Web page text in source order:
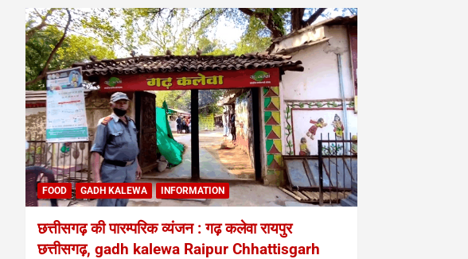
FOOD GADH KALEWA INFORMATION
छत्तीसगढ़ की पारम्परिक व्यंजन : गढ़ कलेवा रायपुर
छत्तीसगढ़, gadh kalewa Raipur Chhattisgarh